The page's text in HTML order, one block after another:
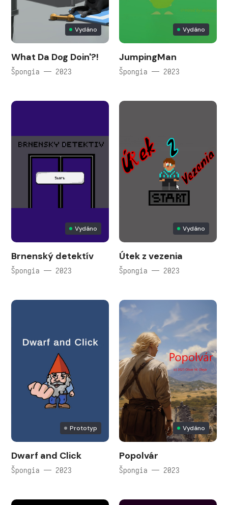
Vydáno
What Da Dog Doin'?!
Špongia — 2023
Vydáno
JumpingMan
Špongia — 2023
Vydáno
Brnenský detektív
Špongia — 2023
Vydáno
Útek z vezenia
Špongia — 2023
Prototyp
Dwarf and Click
Špongia — 2023
Vydáno
Popolvár
Špongia — 2023